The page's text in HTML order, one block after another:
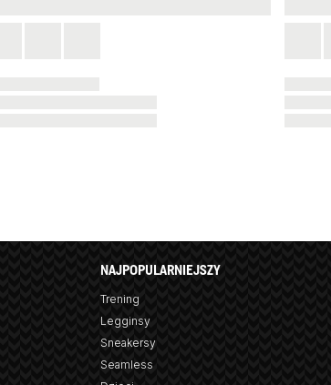
NAJPOPULARNIEJSZY
Trening
Legginsy
Sneakersy
Seamless